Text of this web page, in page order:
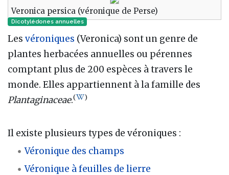
Veronica persica (véronique de Perse)
Dicotylédones annuelles
Les véroniques (Veronica) sont un genre de
plantes herbacées annuelles ou pérennes
comptant plus de 200 espèces à travers le
monde. Elles appartiennent à la famille des
Plantaginaceae.( )
Il existe plusieurs types de véroniques :
Véronique des champs
Véronique à feuilles de lierre